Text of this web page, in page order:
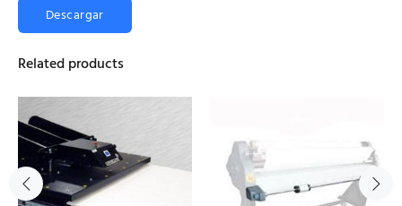
Descargar
Related products